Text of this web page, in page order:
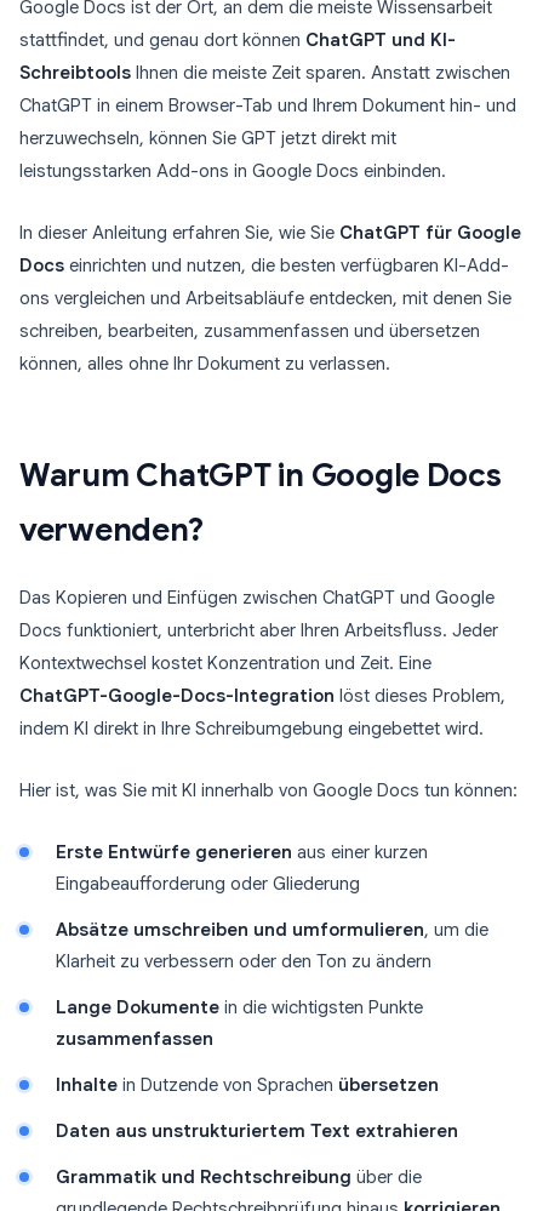
Google Docs ist der Ort, an dem die meiste Wissensarbeit
stattfindet, und genau dort können ChatGPT und KI-
Schreibtools Ihnen die meiste Zeit sparen. Anstatt zwischen
ChatGPT in einem Browser-Tab und Ihrem Dokument hin- und
herzuwechseln, können Sie GPT jetzt direkt mit
leistungsstarken Add-ons in Google Docs einbinden.
In dieser Anleitung erfahren Sie, wie Sie ChatGPT für Google
Docs einrichten und nutzen, die besten verfügbaren KI-Add-
ons vergleichen und Arbeitsabläufe entdecken, mit denen Sie
schreiben, bearbeiten, zusammenfassen und übersetzen
können, alles ohne Ihr Dokument zu verlassen.
Warum ChatGPT in Google Docs
verwenden?
Das Kopieren und Einfügen zwischen ChatGPT und Google
Docs funktioniert, unterbricht aber Ihren Arbeitsfluss. Jeder
Kontextwechsel kostet Konzentration und Zeit. Eine
ChatGPT-Google-Docs-Integration löst dieses Problem,
indem KI direkt in Ihre Schreibumgebung eingebettet wird.
Hier ist, was Sie mit KI innerhalb von Google Docs tun können:
Erste Entwürfe generieren aus einer kurzen
Eingabeaufforderung oder Gliederung
Absätze umschreiben und umformulieren, um die
Klarheit zu verbessern oder den Ton zu ändern
Lange Dokumente in die wichtigsten Punkte
zusammenfassen
Inhalte in Dutzende von Sprachen übersetzen
Daten aus unstrukturiertem Text extrahieren
Grammatik und Rechtschreibung über die